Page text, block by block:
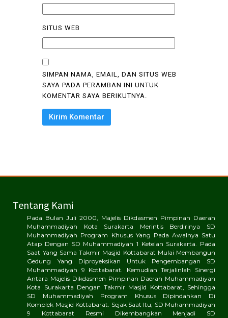
SITUS WEB
SIMPAN NAMA, EMAIL, DAN SITUS WEB
SAYA PADA PERAMBAN INI UNTUK
KOMENTAR SAYA BERIKUTNYA.
Tentang Kami
Pada Bulan Juli 2000, Majelis Dikdasmen Pimpinan Daerah
Muhammadiyah Kota Surakarta Merintis Berdirinya SD
Muhammadiyah Program Khusus Yang Pada Awalnya Satu
Atap Dengan SD Muhammadiyah 1 Ketelan Surakarta. Pada
Saat Yang Sama Takmir Masjid Kottabarat Mulai Membangun
Gedung Yang Diproyeksikan Untuk Pengembangan SD
Muhammadiyah 9 Kottabarat. Kemudian Terjalinlah Sinergi
Antara Majelis Dikdasmen Pimpinan Daerah Muhammadiyah
Kota Surakarta Dengan Takmir Masjid Kottabarat, Sehingga
SD Muhammadiyah Program Khusus Dipindahkan Di
Komplek Masjid Kottabarat. Sejak Saat Itu, SD Muhammadiyah
9 Kottabarat Resmi Dikembangkan Menjadi SD